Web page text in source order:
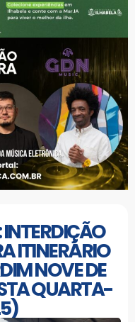
INTERDIÇÃO
ITINERÁRIO
NOVE DE
QUARTA-